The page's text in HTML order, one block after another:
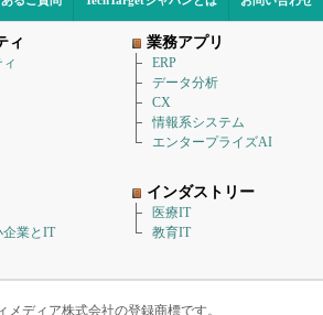
ィ 業務アプリ
ERP
データ分析
CX
情報系システム
エンタープライズAI
企業とIT
インダストリー
医療IT
教育IT
メディア株式会社の登録商標です。